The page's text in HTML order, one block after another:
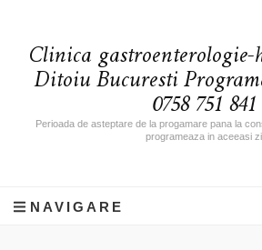
Clinica
Ditoiu Bucuresti
0758 751 841
Perioada de asteptare de la progamare pana la
programeaza in aceeasi zi
NAVIGARE